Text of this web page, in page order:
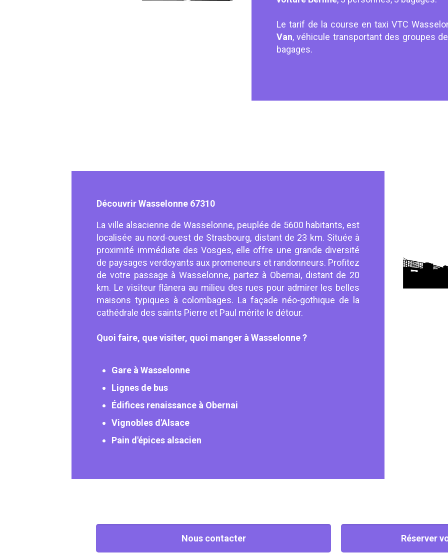
Le tarif de la course en taxi VTC
Van, véhicule transportant des groupes
bagages.
Découvrir Wasselonne 67310
La ville alsacienne de Wasselonne, peuplée de 5600 habitants, est
localisée au nord-ouest de Strasbourg, distant de 23 km. Située à
proximité immédiate des Vosges, elle offre une grande diversité
de paysages verdoyants aux promeneurs et randonneurs. Profitez
de votre passage à Wasselonne, partez à Obernai, distant de 20
km. Le visiteur flânera au milieu des rues pour admirer les belles
maisons typiques à colombages. La façade néo-gothique de la
cathédrale des saints Pierre et Paul mérite le détour.
Quoi faire, que visiter, quoi manger à Wasselonne ?
Gare à Wasselonne
Lignes de bus
Édifices renaissance à Obernai
Vignobles d'Alsace
Pain d'épices alsacien
Nous contacter Réserver